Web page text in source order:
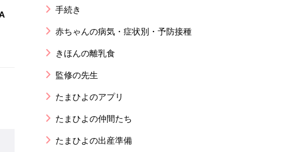
手続き
赤ちゃんの病気・症状別・予防接種
きほんの離乳食
監修の先生
たまひよのアプリ
たまひよの仲間たち
たまひよの出産準備